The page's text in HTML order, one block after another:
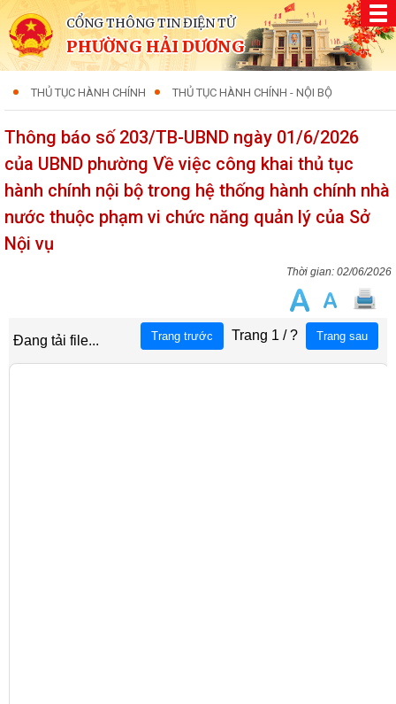
CỔNG THÔNG TIN ĐIỆN TỬ
PHƯỜNG HẢI DƯƠNG
THỦ TỤC HÀNH CHÍNH THỦ TỤC HÀNH CHÍNH - NỘI BỘ
Thông báo số 203/TB-UBND ngày 01/6/2026
của UBND phường Về việc công khai thủ tục
hành chính nội bộ trong hệ thống hành chính nhà
nước thuộc phạm vi chức năng quản lý của Sở
Nội vụ
02/06/2026